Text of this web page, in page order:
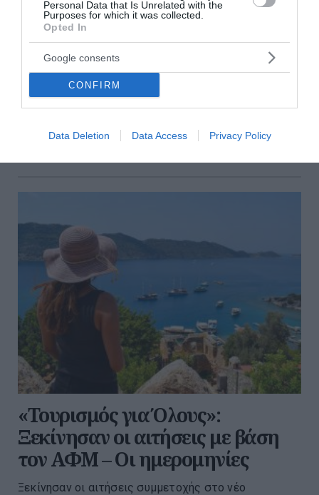
Personal Data that Is Unrelated with the
Purposes for which it was collected.
Opted In
Google consents
CONFIRM
Data Deletion Data Access Privacy Policy
«Τουρισμός για Όλους»:
Ξεκίνησαν οι αιτήσεις με βάση
τον ΑΦΜ – Οι ημερομηνίες
Ξεκίνησαν οι αιτήσεις συμμετοχής στο νέο